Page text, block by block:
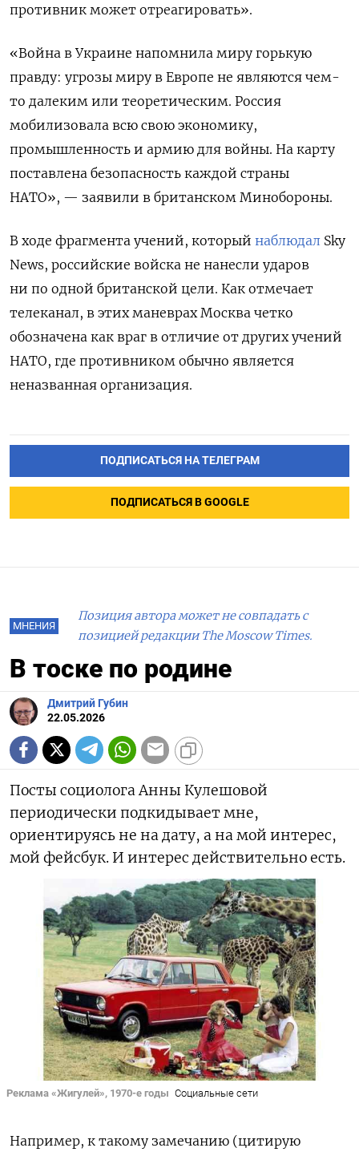
противник может отреагировать».
«Война в Украине напомнила миру горькую
правду: угрозы миру в Европе не являются чем-
то далеким или теоретическим. Россия
мобилизовала всю свою экономику,
промышленность и армию для войны. На карту
поставлена ​​безопасность каждой страны
НАТО», — заявили в британском Минобороны.
В ходе фрагмента учений, который наблюдал Sky
News, российские войска не нанесли ударов
ни по одной британской цели. Как отмечает
телеканал, в этих маневрах Москва четко
обозначена как враг в отличие от других учений
НАТО, где противником обычно является
неназванная организация.
ПОДПИСАТЬСЯ НА ТЕЛЕГРАМ
ПОДПИСАТЬСЯ В GOOGLE
МНЕНИЯ
Позиция автора может не совпадать с
позицией редакции The Moscow Times.
В тоске по родине
Дмитрий Губин
22.05.2026
Посты социолога Анны Кулешовой
периодически подкидывает мне,
ориентируясь не на дату, а на мой интерес,
мой фейсбук. И интерес действительно есть.
Реклама «Жигулей», 1970-е годы Социальные сети
Например, к такому замечанию (цитирую